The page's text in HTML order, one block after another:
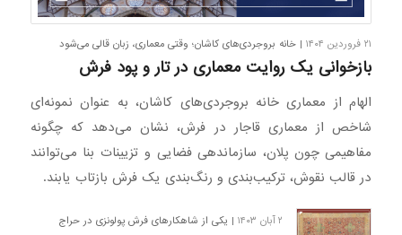
۲۱ فروردین ۱۴۰۴ | خانه بروجردی‌های کاشان؛ وقتی معماری، زبان قالی می‌شود
بازخوانی یک روایت معماری در تار و پود فرش
الهام از معماری خانه بروجردی‌های کاشان، به عنوان نمونه‌ای
شاخص از معماری قاجار در فرش، نشان می‌دهد که چگونه
مفاهیمی چون پلان، سازماندهی فضایی و تزیینات بنا می‌توانند
در قالب نقوش، ترکیب‌بندی و رنگ‌بندی یک فرش بازتاب یابند.
۲ آبان ۱۴۰۳
| یکی از شاهکارهای فرش پولونزی در حراج